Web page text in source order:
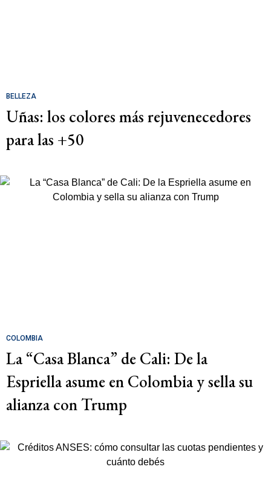
BELLEZA
Uñas: los colores más rejuvenecedores
para las +50
COLOMBIA
La “Casa Blanca” de Cali: De la
Espriella asume en Colombia y sella su
alianza con Trump